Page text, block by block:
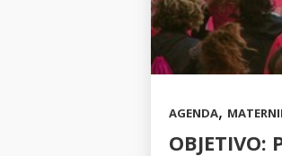
AGENDA,
OBJETIVO: